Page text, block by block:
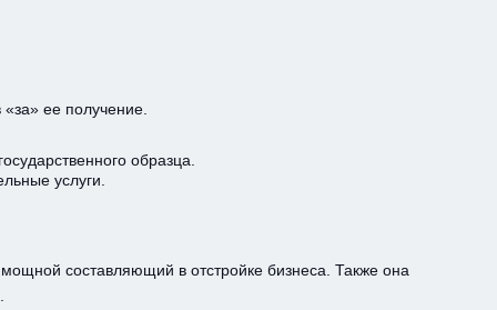
ее получение.
образца.
услуги.
составляющий в отстройке бизнеса. Также она